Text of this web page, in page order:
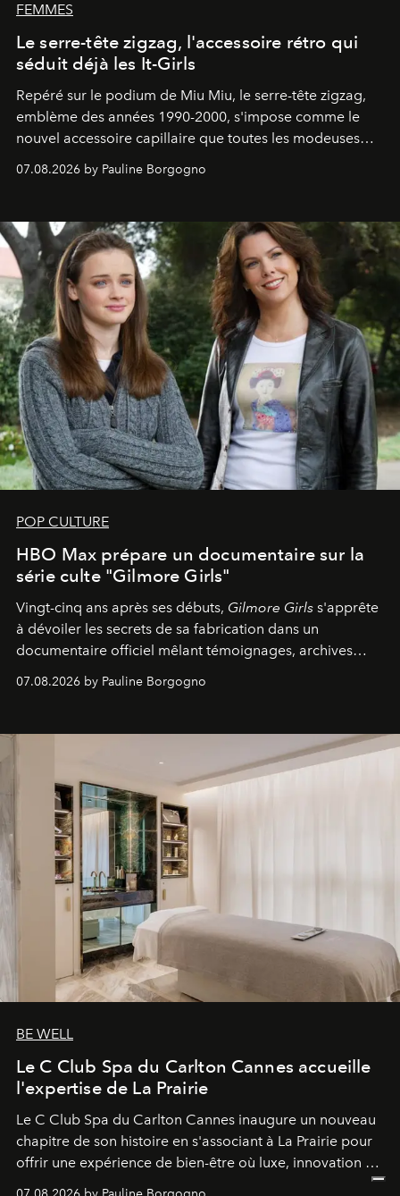
FEMMES
Le serre-tête zigzag, l'accessoire rétro qui
séduit déjà les It-Girls
Repéré sur le podium de Miu Miu, le serre-tête zigzag,
emblème des années 1990-2000, s'impose comme le
nouvel accessoire capillaire que toutes les modeuses
s'arrachent déjà.
07.08.2026 by Pauline Borgogno
POP CULTURE
HBO Max prépare un documentaire sur la
série culte "Gilmore Girls"
Vingt-cinq ans après ses débuts, Gilmore Girls s'apprête
à dévoiler les secrets de sa fabrication dans un
documentaire officiel mêlant témoignages, archives
inédites et plongée dans les coulisses d'un phénomène
générationnel.
07.08.2026 by Pauline Borgogno
BE WELL
Le C Club Spa du Carlton Cannes accueille
l'expertise de La Prairie
Le C Club Spa du Carlton Cannes inaugure un nouveau
chapitre de son histoire en s'associant à La Prairie pour
offrir une expérience de bien-être où luxe, innovation et
expertise se rencontrent.